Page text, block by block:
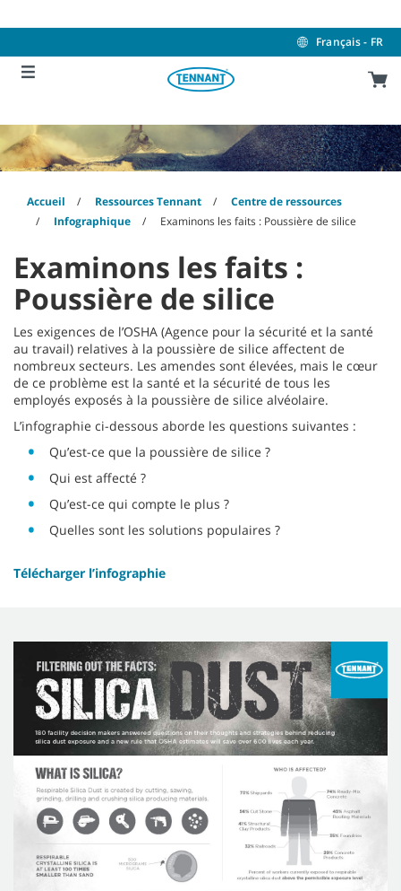
to
to
menu
Français - FR
Accueil Ressources Tennant
Centre de ressources
Infographique
Examinons les faits : Poussière de silice
Examinons les faits :
Poussière de silice
Les exigences de l’OSHA (Agence pour la sécurité et la santé
au travail) relatives à la poussière de silice affectent de
nombreux secteurs. Les amendes sont élevées, mais le cœur
de ce problème est la santé et la sécurité de tous les
employés exposés à la poussière de silice alvéolaire.
L’infographie ci-dessous aborde les questions suivantes :
Qu’est-ce que la poussière de silice ?
Qui est affecté ?
Qu’est-ce qui compte le plus ?
Quelles sont les solutions populaires ?
Télécharger l’infographie